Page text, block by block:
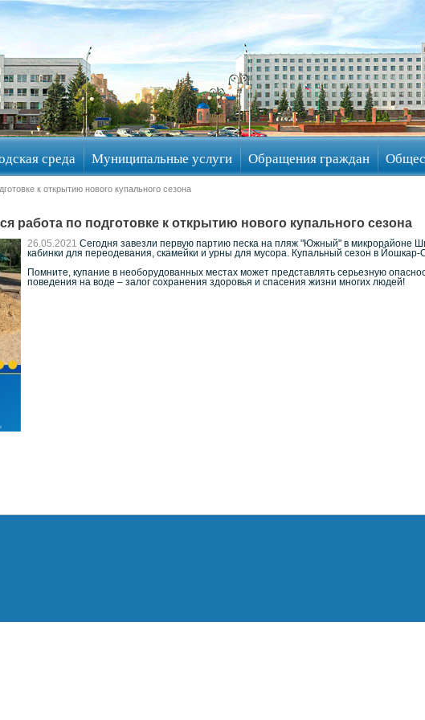
среда Муниципальные услуги Обращения граждан
к открытию нового купального сезона
работа по подготовке к открытию нового купального сезона
26.05.2021 Сегодня завезли первую партию песка на пляж "Южный" в микрорайоне
кабинки для переодевания, скамейки и урны для мусора. Купальный сезон в Йошкар-
Помните, купание в необорудованных местах может представлять серьезную
поведения на воде – залог сохранения здоровья и спасения жизни многих людей!